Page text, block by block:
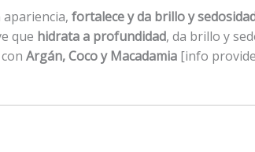
fortalece y da brillo y
que hidrata a profundidad, da brillo y
Argán, Coco y Macadamia [info